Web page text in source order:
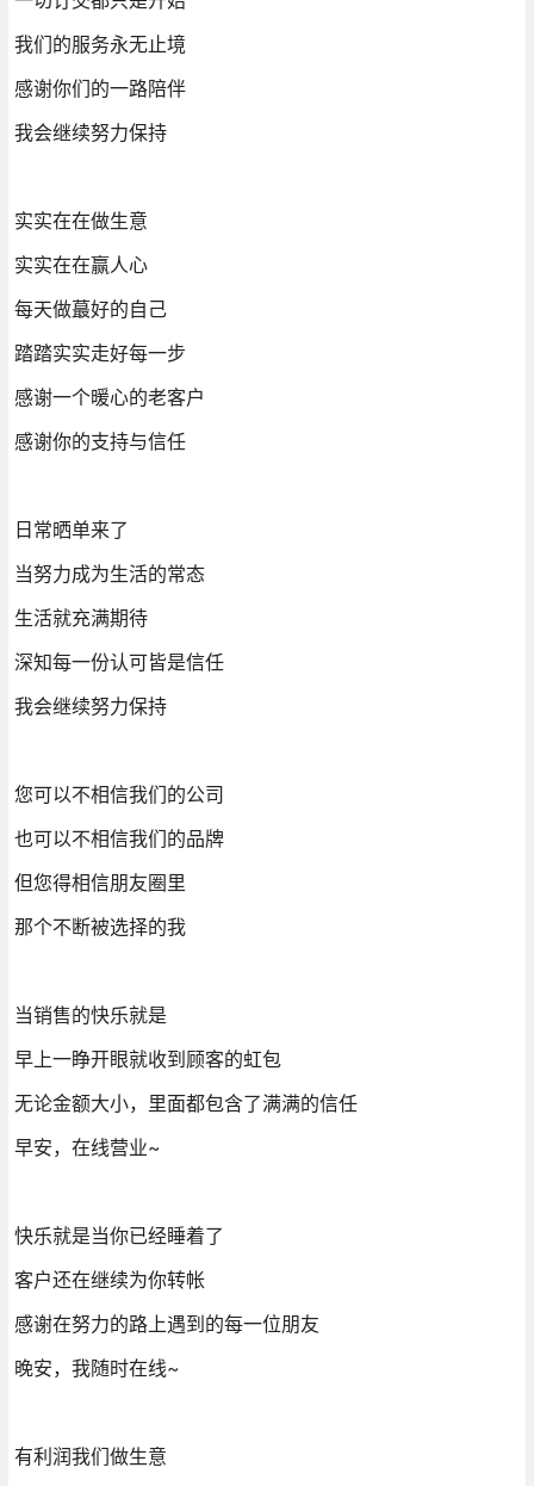
我们的服务永无止境
感谢你们的一路陪伴
我会继续努力保持
实实在在做生意
实实在在赢人心
每天做蕞好的自己
踏踏实实走好每一步
感谢一个暖心的老客户
感谢你的支持与信任
日常晒单来了
当努力成为生活的常态
生活就充满期待
深知每一份认可皆是信任
我会继续努力保持
您可以不相信我们的公司
也可以不相信我们的品牌
但您得相信朋友圈里
那个不断被选择的我
当销售的快乐就是
早上一睁开眼就收到顾客的虹包
无论金额大小，里面都包含了满满的信任
早安，在线营业~
快乐就是当你已经睡着了
客户还在继续为你转帐
感谢在努力的路上遇到的每一位朋友
晚安，我随时在线~
有利润我们做生意